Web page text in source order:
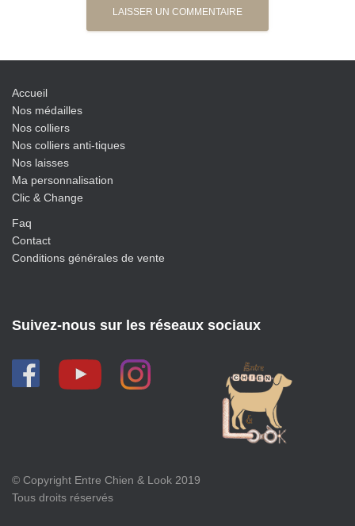
Accueil
Nos médailles
Nos colliers
Nos colliers anti-tiques
Nos laisses
Ma personnalisation
Clic & Change
Faq
Contact
Conditions générales de vente
Suivez-nous sur les réseaux sociaux
© Copyright Entre Chien & Look 2019
Tous droits réservés